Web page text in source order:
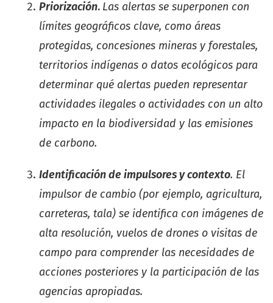
Priorización. Las alertas se superponen con
límites geográficos clave, como áreas
protegidas, concesiones mineras y forestales,
territorios indígenas o datos ecológicos para
determinar qué alertas pueden representar
actividades ilegales o actividades con un alto
impacto en la biodiversidad y las emisiones
de carbono.
Identificación de impulsores y contexto. El
impulsor de cambio (por ejemplo, agricultura,
carreteras, tala) se identifica con imágenes de
alta resolución, vuelos de drones o visitas de
campo para comprender las necesidades de
acciones posteriores y la participación de las
agencias apropiadas.